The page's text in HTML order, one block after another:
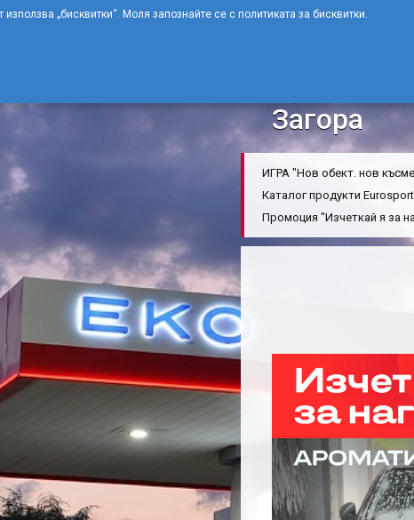
Загора
ИГРА "Нов обект. нов
Каталог продукти
Промоция "Изчеткай я за
използва „бисквитки“. Моля запознайте се с политиката за бисквитки.